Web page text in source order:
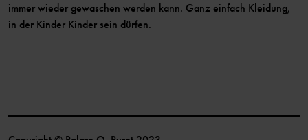
immer wieder gewaschen werden kann. Ganz einfach Kleidung,
in der Kinder Kinder sein dürfen.